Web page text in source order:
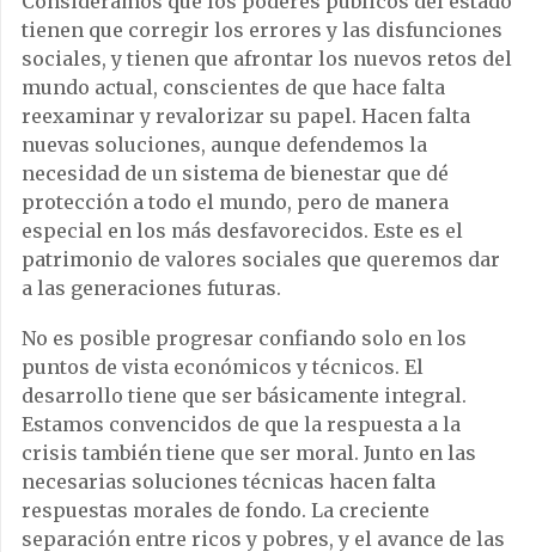
tienen que corregir los errores y las disfunciones
sociales, y tienen que afrontar los nuevos retos del
mundo actual, conscientes de que hace falta
reexaminar y revalorizar su papel. Hacen falta
nuevas soluciones, aunque defendemos la
necesidad de un sistema de bienestar que dé
protección a todo el mundo, pero de manera
especial en los más desfavorecidos. Este es el
patrimonio de valores sociales que queremos dar
a las generaciones futuras.
No es posible progresar confiando solo en los
puntos de vista económicos y técnicos. El
desarrollo tiene que ser básicamente integral.
Estamos convencidos de que la respuesta a la
crisis también tiene que ser moral. Junto en las
necesarias soluciones técnicas hacen falta
respuestas morales de fondo. La creciente
separación entre ricos y pobres, y el avance de las